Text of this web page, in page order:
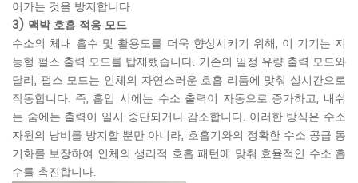
어가는 것을 방지합니다.
3) 맥박 호흡 적응 모드
수소의 체내 흡수 및 활용도를 더욱 향상시키기 위해, 이 기기는 지
능형 펄스 출력 모드를 탑재했습니다. 기존의 일정 유량 출력 모드와
달리, 펄스 모드는 인체의 자연스러운 호흡 리듬에 맞춰 실시간으로
작동합니다. 즉, 흡입 시에는 수소 출력이 자동으로 증가하고, 내쉬
는 숨에는 출력이 일시 중단되거나 감소합니다. 이러한 방식은 수소
자원의 낭비를 방지할 뿐만 아니라, 호흡기와의 정확한 수소 공급 동
기화를 보장하여 인체의 생리적 호흡 패턴에 맞춰 효율적인 수소 흡
수를 촉진합니다.